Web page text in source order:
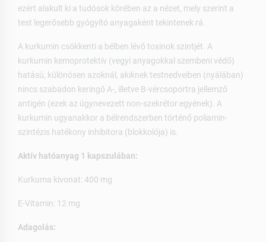
ezért alakult ki a tudósok körében az a nézet, mely szerint a
test legerősebb gyógyító anyagaként tekintenek rá.
A kurkumin csökkenti a bélben lévő toxinok szintjét. A
kurkumin kemoprotektív (vegyi anyagokkal szembeni védő)
hatású, különösen azoknál, akiknek testnedveiben (nyálában)
nincs szabadon keringő A-, illetve B-vércsoportra jellemző
antigén (ezek az úgynevezett non-szekrétor egyének). A
kurkumin ugyanakkor a bélrendszerben történő poliamin-
szintézis hatékony inhibitora (blokkolója) is.
Aktív hatóanyag 1 kapszulában:
Kurkuma kivonat: 400 mg
E-Vitamin: 12 mg
Adagolás: